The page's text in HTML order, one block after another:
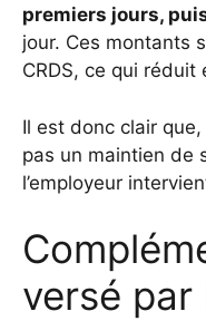
premiers jours,
jour. Ces montants
CRDS, ce qui
Il est donc clair
pas un maintien de
l’employeur
versé par